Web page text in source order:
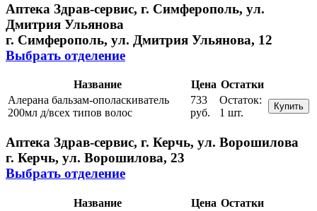
Аптека Здрав-сервис, г. Симферополь, ул.
Дмитрия Ульянова
г. Симферополь, ул. Дмитрия Ульянова, 12
Выбрать отделение
Название Цена Остатки
Алерана бальзам-ополаскиватель
200мл д/всех типов волос
733
руб.
Остаток:
1 шт.
Купить
Аптека Здрав-сервис, г. Керчь, ул. Ворошилова
г. Керчь, ул. Ворошилова, 23
Выбрать отделение
Название Цена Остатки